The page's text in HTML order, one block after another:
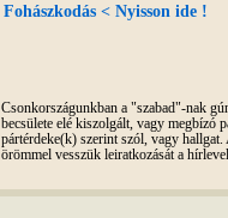
Fohászkodás < Nyisson ide !
Csonkországunkban a "szabad"-nak
becsülete elé kiszolgált, vagy megbízó
pártérdeke(k) szerint szól, vagy
örömmel vesszük leiratkozását a